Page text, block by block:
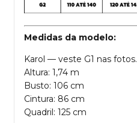
Medidas da modelo:
Karol — veste G1 nas fotos.
Altura: 1,74 m
Busto: 106 cm
Cintura: 86 cm
Quadril: 125 cm